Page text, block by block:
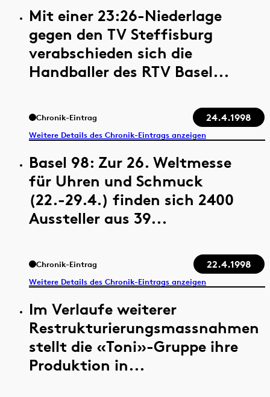
Mit einer 23:26-Niederlage
gegen den TV Steffisburg
verabschieden sich die
Handballer des RTV Basel...
Chronik-Eintrag 24.4.1998
Weitere Details des Chronik-Eintrags anzeigen
Basel 98: Zur 26. Weltmesse
für Uhren und Schmuck
(22.-29.4.) finden sich 2400
Aussteller aus 39...
Chronik-Eintrag 22.4.1998
Weitere Details des Chronik-Eintrags anzeigen
Im Verlaufe weiterer
Restrukturierungsmassnahmen
stellt die «Toni»-Gruppe ihre
Produktion in...